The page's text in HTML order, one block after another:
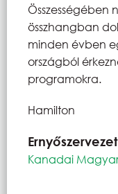
Összességében
összhangban
minden évben
országból
programokra.
Hamilton
Ernyőszervezet
Kanadai